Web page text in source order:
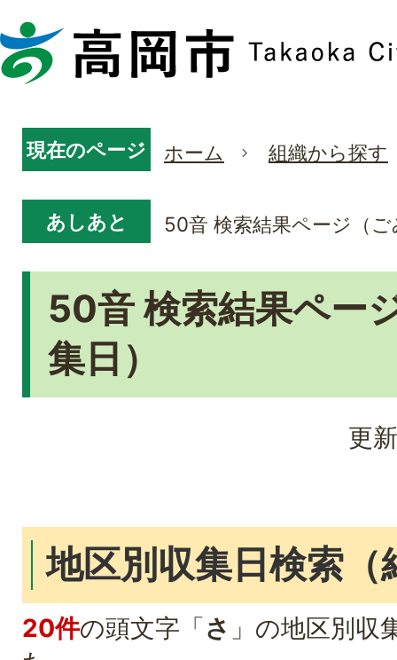
現在のページ ホーム 組織から探す
あしあと 50音 検索結果ページ（
50音 検索結果ペー
集日）
更
地区別収集日検索
20件の頭文字「さ 」の地区別収